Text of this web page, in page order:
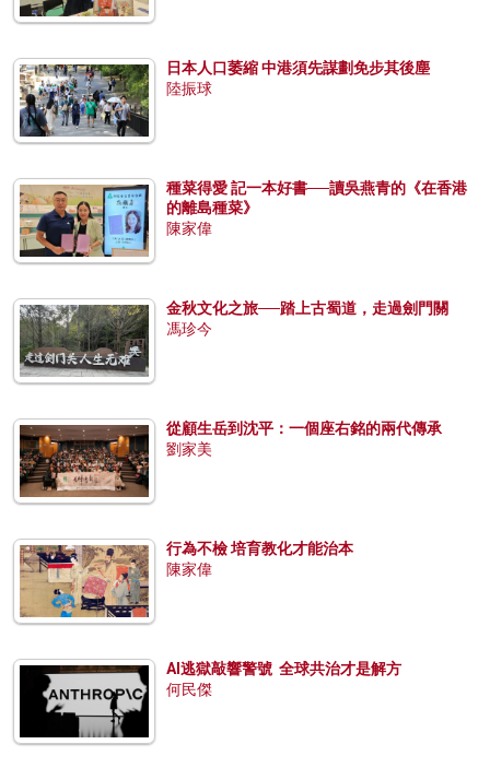
日本人口萎縮 中港須先謀劃免步其後塵
陸振球
種菜得愛 記一本好書──讀吳燕青的《在香港
的離島種菜》
陳家偉
金秋文化之旅──踏上古蜀道，走過劍門關
馮珍今
從顧生岳到沈平：一個座右銘的兩代傳承
劉家美
行為不檢 培育教化才能治本
陳家偉
AI逃獄敲響警號 全球共治才是解方
何民傑